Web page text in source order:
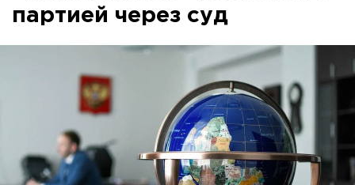
партией через суд